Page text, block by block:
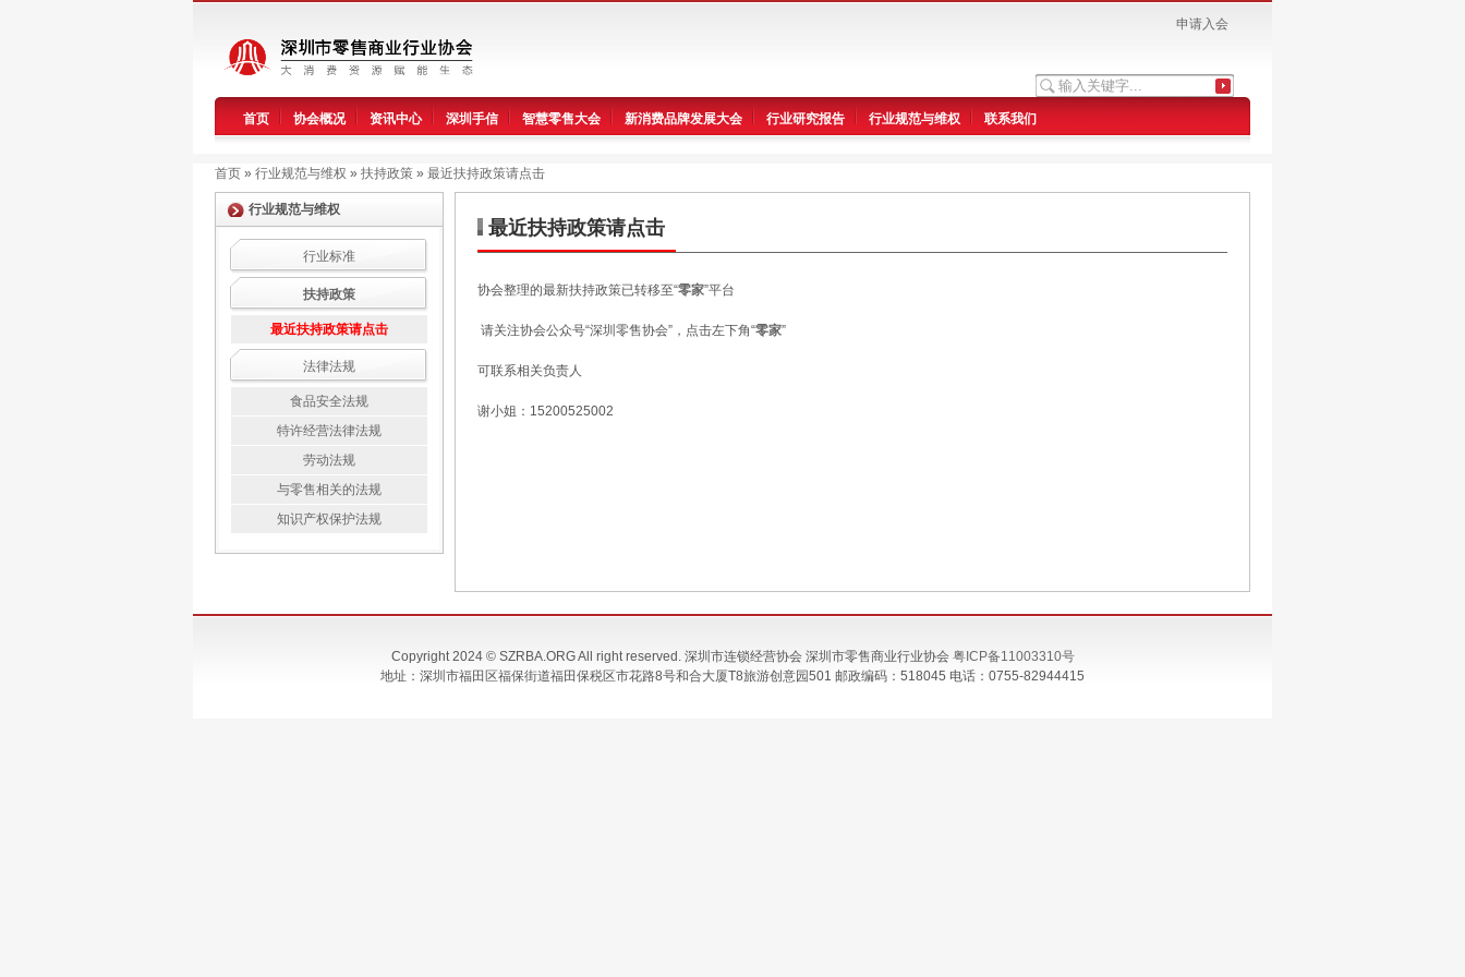
申请入会
首页 协会概况 资讯中心 深圳手信 智慧零售大会 新消费品牌发展大会 行业研究报告 行业规范与维权 联系我们
首页 » 行业规范与维权 » 扶持政策 » 最近扶持政策请点击
行业规范与维权
行业标准
扶持政策
最近扶持政策请点击
法律法规
食品安全法规
特许经营法律法规
劳动法规
与零售相关的法规
知识产权保护法规
最近扶持政策请点击
协会整理的最新扶持政策已转移至“零家”平台
请关注协会公众号“深圳零售协会”，点击左下角“零家”
可联系相关负责人
谢小姐：15200525002
Copyright 2024 © SZRBA.ORG All right reserved. 深圳市连锁经营协会 深圳市零售商业行业协会 粤ICP备11003310号
地址：深圳市福田区福保街道福田保税区市花路8号和合大厦T8旅游创意园501 邮政编码：518045 电话：0755-82944415